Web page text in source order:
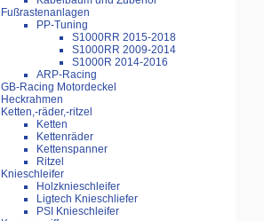
Fußrastenanlagen
PP-Tuning
S1000RR 2015-2018
S1000RR 2009-2014
S1000R 2014-2016
ARP-Racing
GB-Racing Motordeckel
Heckrahmen
Ketten,-räder,-ritzel
Ketten
Kettenräder
Kettenspanner
Ritzel
Knieschleifer
Holzknieschleifer
Ligtech Knieschliefer
PSI Knieschleifer